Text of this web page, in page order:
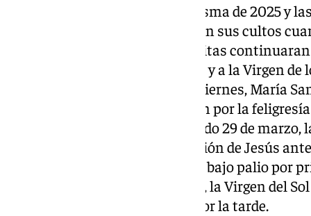
Cuarto miércoles de esta Cuaresma de 2025 y
Salesianos, Rico y Mena celebran sus cultos
así como Monte Calvario y Servitas
Santa María del Monte Calvario y a la Virgen
la jornada del viernes 28. Este viernes, María
y Esperanza saldrá en procesión por la
Trinidad. En la jornada del sábado 29 de marzo,
dos procesiones, con la Asociación de Jesús
Carmen Doloroso procesionará bajo palio por
Pedregalejo. Para el domingo 30, la Virgen del
populoso barrio de la Victoria por la tarde.